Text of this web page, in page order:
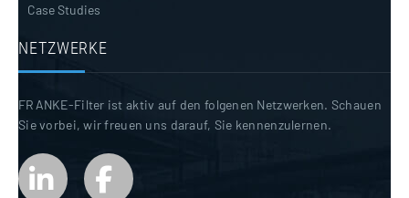
Case Studies
NETZWERKE
FRANKE-Filter ist aktiv auf den folgenen Netzwerken. Schauen
Sie vorbei, wir freuen uns darauf, Sie kennenzulernen.